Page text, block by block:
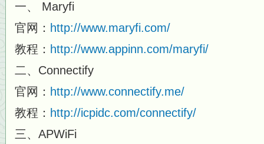
一、 Maryfi
官网： http://www.maryfi.com/
教程： http://www.appinn.com/maryfi/
二、Connectify
官网： http://www.connectify.me/
教程： http://icpidc.com/connectify/
三、APWiFi